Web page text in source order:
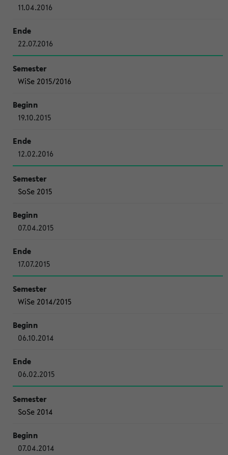
11.04.2016
22.07.2016
WiSe 2015/2016
19.10.2015
12.02.2016
SoSe 2015
07.04.2015
17.07.2015
WiSe 2014/2015
06.10.2014
06.02.2015
SoSe 2014
07.04.2014